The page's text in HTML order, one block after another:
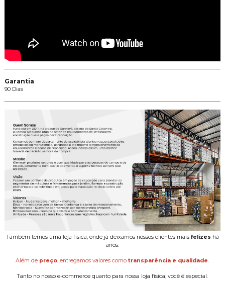
Garantia
90 Dias
Também temos uma loja física, onde já deixamos nossos clientes mais felizes há
anos.
Além de preço, entregamos valores comotransparência e qualidade.
Tanto no nosso e-commerce quanto para nossa loja física, você é especial.